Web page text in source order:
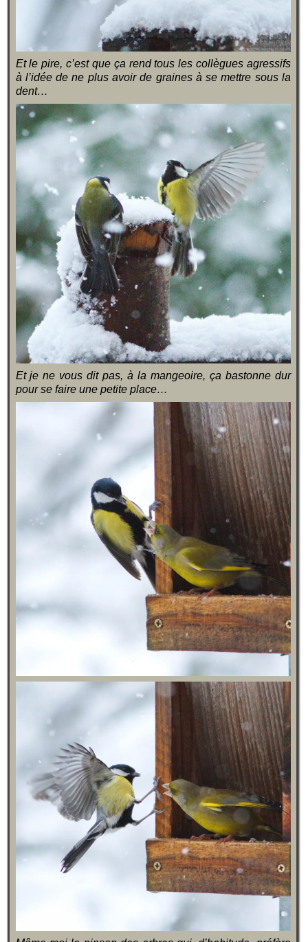
Et le pire, c’est que ça rend tous les collègues agressifs
à l’idée de ne plus avoir de graines à se mettre sous la
dent…
Et je ne vous dit pas, à la mangeoire, ça bastonne dur
pour se faire une petite place…